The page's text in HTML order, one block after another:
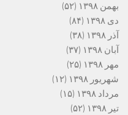
بهمن ۱۳۹۸
(۵۲)
دی ۱۳۹۸
(۸۴)
آذر ۱۳۹۸
(۳۸)
آبان ۱۳۹۸
(۳۷)
مهر ۱۳۹۸
(۲۵)
شهریور ۱۳۹۸
(۱۲)
مرداد ۱۳۹۸
(۱۵)
تیر ۱۳۹۸
(۵۲)